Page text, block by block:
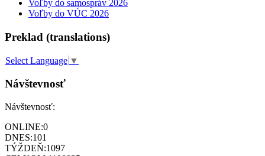
Voľby do samospráv 2026
Voľby do VÚC 2026
Preklad (translations)
Select Language ▼
Návštevnosť
Návštevnosť:
ONLINE:0
DNES:101
TÝŽDEŇ:1097